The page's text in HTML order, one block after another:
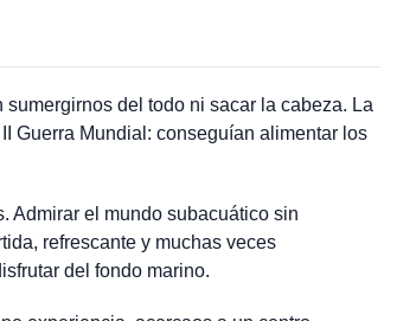
del todo ni sacar la cabeza. La
Guerra Mundial: conseguían alimentar los
Admirar el mundo subacuático sin
refrescante y muchas veces
del fondo marino.